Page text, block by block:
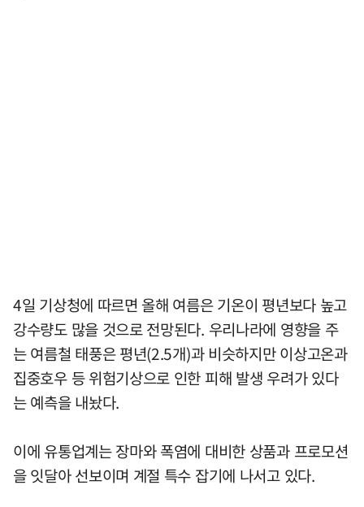
4일 기상청에 따르면 올해 여름은 기온이 평년보다 높고
강수량도 많을 것으로 전망된다. 우리나라에 영향을 주
는 여름철 태풍은 평년(2.5개)과 비슷하지만 이상고온과
집중호우 등 위험기상으로 인한 피해 발생 우려가 있다
는 예측을 내놨다.
이에 유통업계는 장마와 폭염에 대비한 상품과 프로모션
을 잇달아 선보이며 계절 특수 잡기에 나서고 있다.